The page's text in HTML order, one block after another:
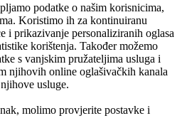
podatke o našim korisnicima,
Koristimo ih za kontinuiranu
i prikazivanje personaliziranih oglasa
korištenja. Također možemo
s vanjskim pružateljima usluga i
njihovih online oglašivačkih kanala
usluge.
molimo provjerite postavke i